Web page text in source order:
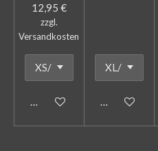
12,95 €
zzgl.
Versandkosten
In den WarenkorbIn den